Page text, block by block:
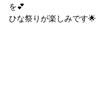
を💕
ひな祭りが楽しみです🌟